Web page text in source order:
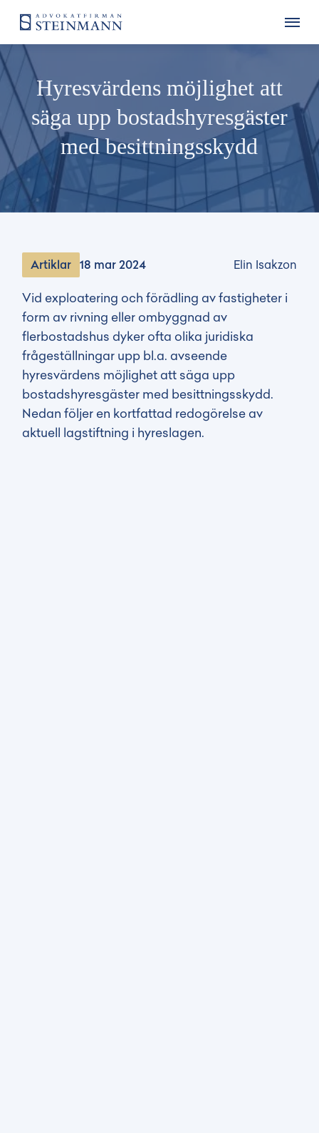
Hyresvärdens möjlighet att
säga upp bostadshyresgäster
med besittningsskydd
Artiklar 18 mar 2024 Elin Isakzon
Vid exploatering och förädling av fastigheter i
form av rivning eller ombyggnad av
flerbostadshus dyker ofta olika juridiska
frågeställningar upp bl.a. avseende
hyresvärdens möjlighet att säga upp
bostadshyresgäster med besittningsskydd.
Nedan följer en kortfattad redogörelse av
aktuell lagstiftning i hyreslagen.